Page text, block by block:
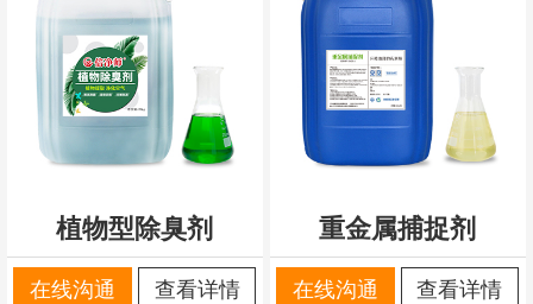
植物型除臭剂
在线沟通 查看详情
重金属捕捉剂
在线沟通 查看详情